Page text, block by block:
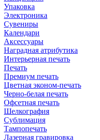
Упаковка
Электроника
Сувениры
Календари
Аксессуары
Наградная атрибутика
Интерьерная печать
Печать
Премиум печать
Цветная эконом-печать
Черно-белая печать
Офсетная печать
Шелкография
Сублимация
Тампопечать
Лазерная гравировка